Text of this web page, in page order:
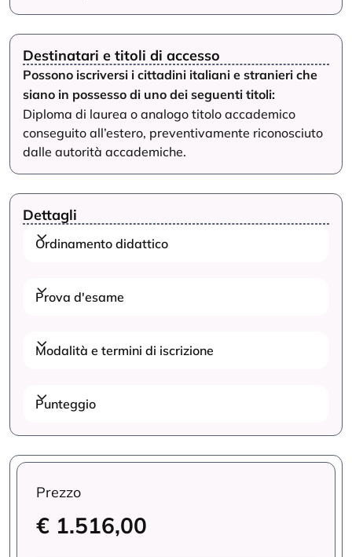
Destinatari e titoli di accesso
Possono iscriversi i cittadini italiani e stranieri che
siano in possesso di uno dei seguenti titoli:
Diploma di laurea o analogo titolo accademico
conseguito all’estero, preventivamente riconosciuto
dalle autorità accademiche.
Dettagli
Ordinamento didattico
Prova d'esame
Modalità e termini di iscrizione
Punteggio
Prezzo
€ 1.516,00